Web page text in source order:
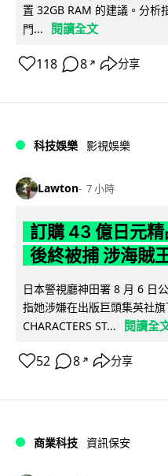
置 32GB RAM 的建議。分析
門...
閱讀全文
118 8 ↗ 分享
科技娛樂 影視娛樂
Lawton 7 小時
訂購 43 億日元
後終被捕 涉海賊
日本警視廳神田署 8 月 6 日
指她涉嫌在出版巨頭集英社
CHARACTERS ST...
閱讀全
52 8 ↗ 分享
商業科技 資訊保安